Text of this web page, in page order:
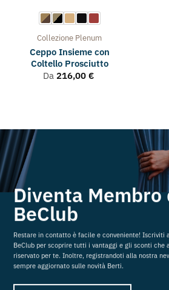
Collezione Plenum
Ceppo Insieme con
Coltello Prosciutto
Da 216,00 €
Diventa Membro
BeClub
Restare in contatto è facile e conveniente! Iscriviti
BeClub per scoprire tutti i vantaggi e gli sconti che
riservato per te. Inoltre, registrandoti alla nostra
sempre aggiornato sulle novità Berti.